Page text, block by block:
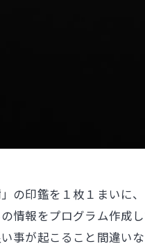
印鑑を１枚１まいに
情報をプログラム作成
事が起こること間違い